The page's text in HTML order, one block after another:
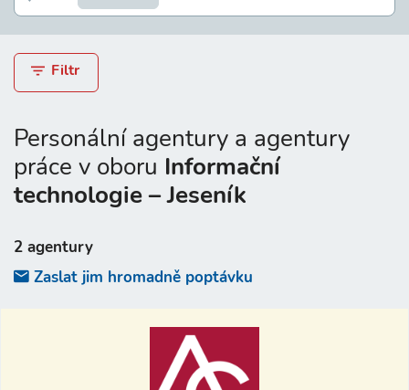
Filtr
Personální agentury a agentury
práce v oboru Informační
technologie – Jeseník
2 agentury
Zaslat jim hromadně poptávku